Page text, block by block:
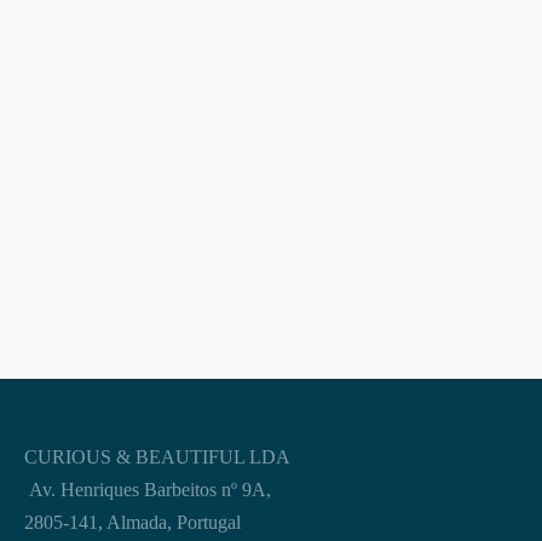
CURIOUS & BEAUTIFUL LDA
Av. Henriques Barbeitos nº 9A,
2805-141, Almada, Portugal